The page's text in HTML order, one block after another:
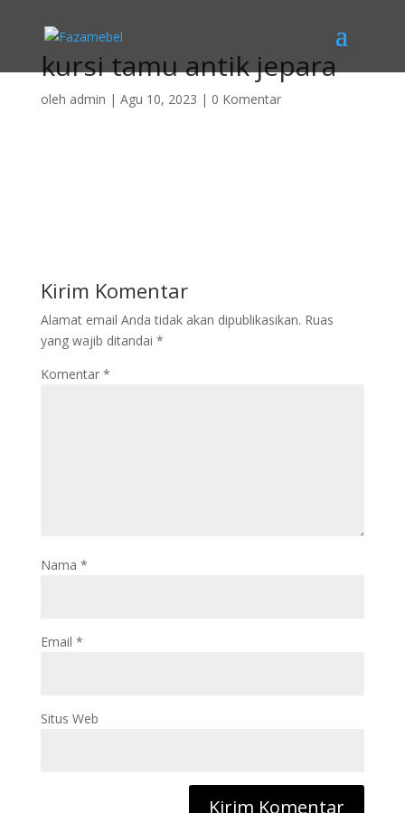
kursi tamu antik jepara
oleh admin | Agu 10, 2023 | 0 Komentar
Kirim Komentar
Alamat email Anda tidak akan dipublikasikan. Ruas
yang wajib ditandai *
Komentar *
Nama *
Email *
Situs Web